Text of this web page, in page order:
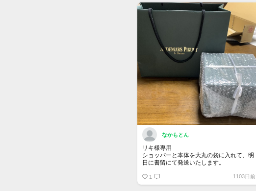
なかもとん
リキ様専用
ショッパーと本体を大丸の袋に入れて、明
日に書留にて発送いたします。
1 1103日前